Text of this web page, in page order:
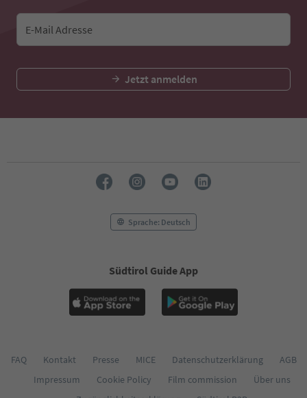
E-Mail Adresse
Jetzt anmelden
Sprache: Deutsch
Südtirol Guide App
FAQ Kontakt Presse MICE Datenschutzerklärung
AGB
Impressum
Cookie Policy Film commission
Über uns